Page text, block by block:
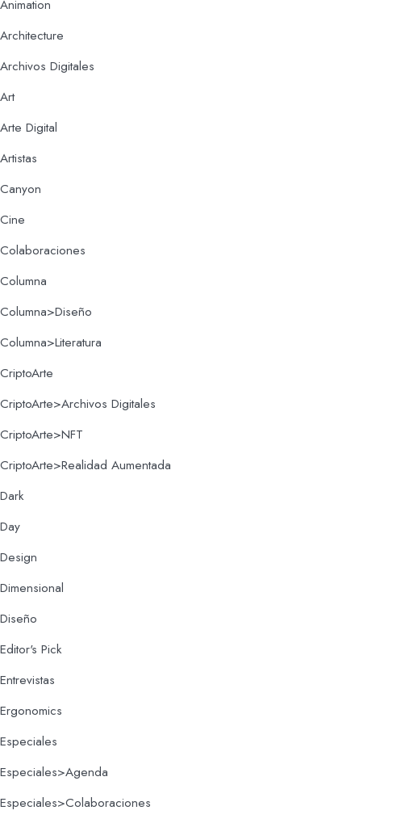
Animation
Architecture
Archivos Digitales
Art
Arte Digital
Artistas
Canyon
Cine
Colaboraciones
Columna
Columna>Diseño
Columna>Literatura
CriptoArte
CriptoArte>Archivos Digitales
CriptoArte>NFT
CriptoArte>Realidad Aumentada
Dark
Day
Design
Dimensional
Diseño
Editor's Pick
Entrevistas
Ergonomics
Especiales
Especiales>Agenda
Especiales>Colaboraciones